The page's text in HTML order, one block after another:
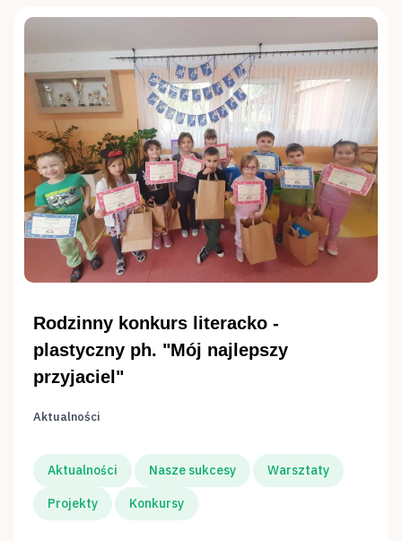
Rodzinny konkurs literacko -
plastyczny ph. "Mój najlepszy
przyjaciel"
Aktualności
Aktualności Nasze sukcesy Warsztaty
Projekty Konkursy